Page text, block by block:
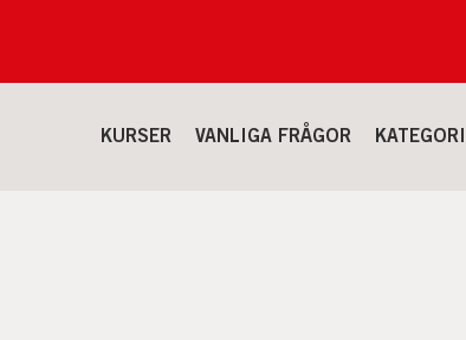
KURSER VANLIGA FRÅGOR